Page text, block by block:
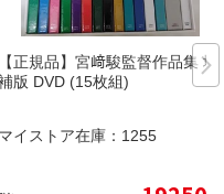
【正規品】宮﨑駿監督作品集 増
版 DVD (15枚組)
マイストア在庫： 1255